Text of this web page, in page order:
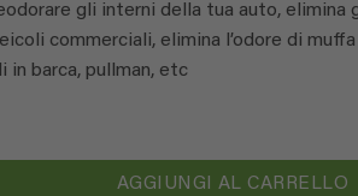
gli interni della tua auto, elimina
commerciali, elimina l’odore di
in barca, pullman, etc
da 1 litro quantità
AGGIUNGI AL CARRELLO